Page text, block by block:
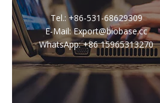
Tel.: +86-531-68629309
E-Mail: Export@biobase.cc
WhatsApp: +86 15965313270